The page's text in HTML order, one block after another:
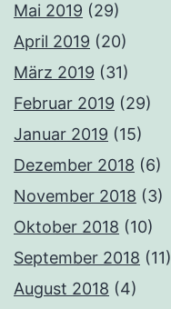
Mai 2019 (29)
April 2019 (20)
März 2019 (31)
Februar 2019 (29)
Januar 2019 (15)
Dezember 2018 (6)
November 2018 (3)
Oktober 2018 (10)
September 2018 (11)
August 2018 (4)